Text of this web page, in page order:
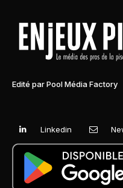
Edité par Pool Média Factory
Linkedin